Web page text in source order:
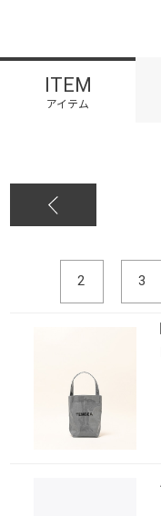
ITEM
2 3